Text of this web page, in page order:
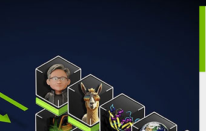
カスタマイズ モデルを必要としてい
ピューティング、ソフトウェア ツー
ルを作成および展開できるようにする